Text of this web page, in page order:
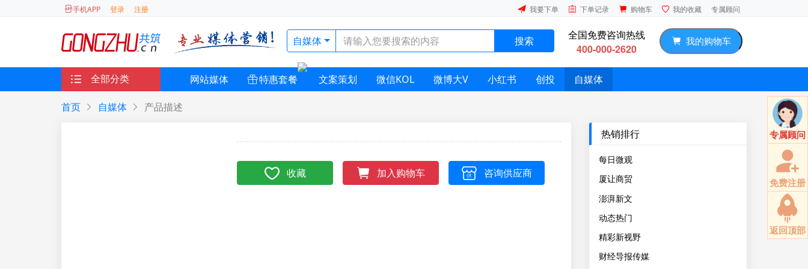
手机APP 登录 注册 我要下单 下单记录 购物车 我的收藏 专属顾问
自媒体 搜索 全国免费咨询热线
400-000-2620
我的购物车
全部分类 网站媒体 特惠套餐 文案策划 微信KOL 微博大V 小红书 创投 自媒体
首页 自媒体 产品描述
收藏 加入购物车 咨询供应商
热销排行
每日微观
厦让商贸
澎湃新文
动态热门
精彩新视野
财经导报传媒
专属顾问
免费注册
返回顶部